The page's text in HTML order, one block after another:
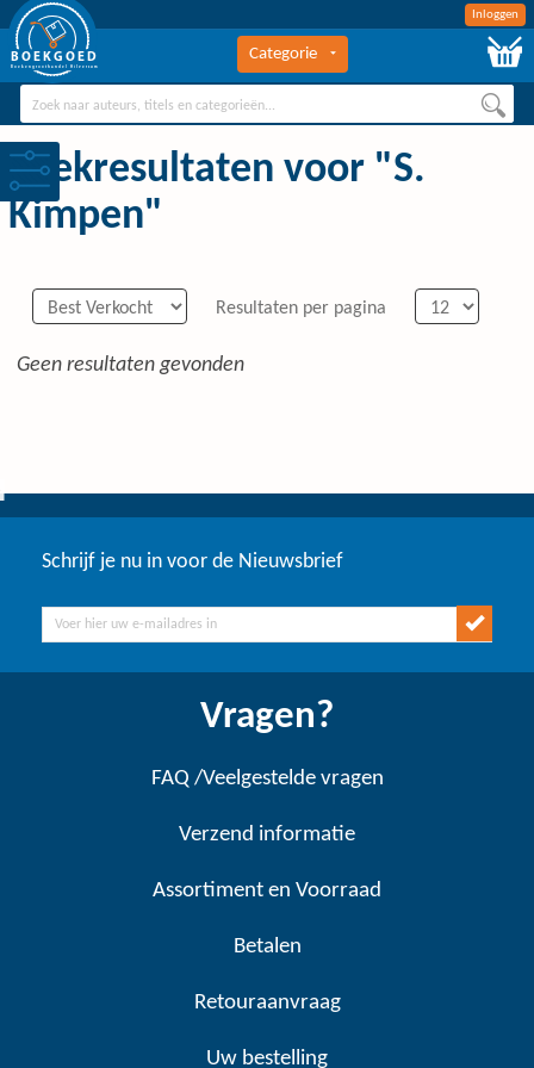
Inloggen
BOEKGOED
Boekengroothandel Hilversum
Categorie
Zoekresultaten voor "S.
Kimpen"
Resultaten per pagina
Geen resultaten gevonden
Schrijf je nu in voor de Nieuwsbrief
Vragen?
FAQ /Veelgestelde vragen
Verzend informatie
Assortiment en Voorraad
Betalen
Retouraanvraag
Uw bestelling